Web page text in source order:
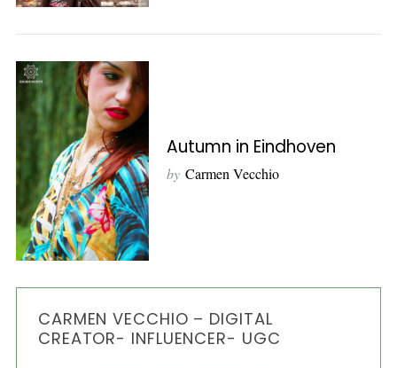
:
Autumn in Eindhoven
by Carmen Vecchio
CARMEN VECCHIO – DIGITAL
CREATOR- INFLUENCER- UGC